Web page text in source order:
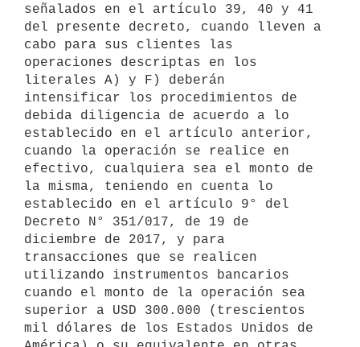
señalados en el artículo 39, 40 y 41
del presente decreto, cuando lleven a
cabo para sus clientes las
operaciones descriptas en los
literales A) y F) deberán
intensificar los procedimientos de
debida diligencia de acuerdo a lo
establecido en el artículo anterior,
cuando la operación se realice en
efectivo, cualquiera sea el monto de
la misma, teniendo en cuenta lo
establecido en el artículo 9° del
Decreto N° 351/017, de 19 de
diciembre de 2017, y para
transacciones que se realicen
utilizando instrumentos bancarios
cuando el monto de la operación sea
superior a USD 300.000 (trescientos
mil dólares de los Estados Unidos de